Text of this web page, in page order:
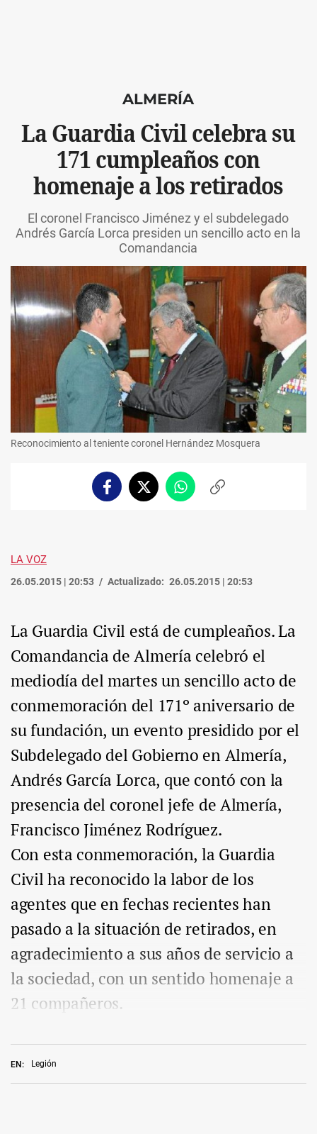
ALMERÍA
La Guardia Civil celebra su
171 cumpleaños con
homenaje a los retirados
El coronel Francisco Jiménez y el subdelegado
Andrés García Lorca presiden un sencillo acto en la
Comandancia
Reconocimiento al teniente coronel Hernández Mosquera
FacebookTwitterWhatsappCopiar
LA VOZ
26.05.2015 | 20:53 Actualizado: 26.05.2015 | 20:53
EN: Legión
La Guardia Civil está de cumpleaños. La
Comandancia de Almería celebró el
mediodía del martes un sencillo acto de
conmemoración del 171º aniversario de
su fundación, un evento presidido por el
Subdelegado del Gobierno en Almería,
Andrés García Lorca, que contó con la
presencia del coronel jefe de Almería,
Francisco Jiménez Rodríguez.
Con esta conmemoración, la Guardia
Civil ha reconocido la labor de los
agentes que en fechas recientes han
pasado a la situación de retirados, en
agradecimiento a sus años de servicio a
la sociedad, con un sentido homenaje a
21 compañeros.